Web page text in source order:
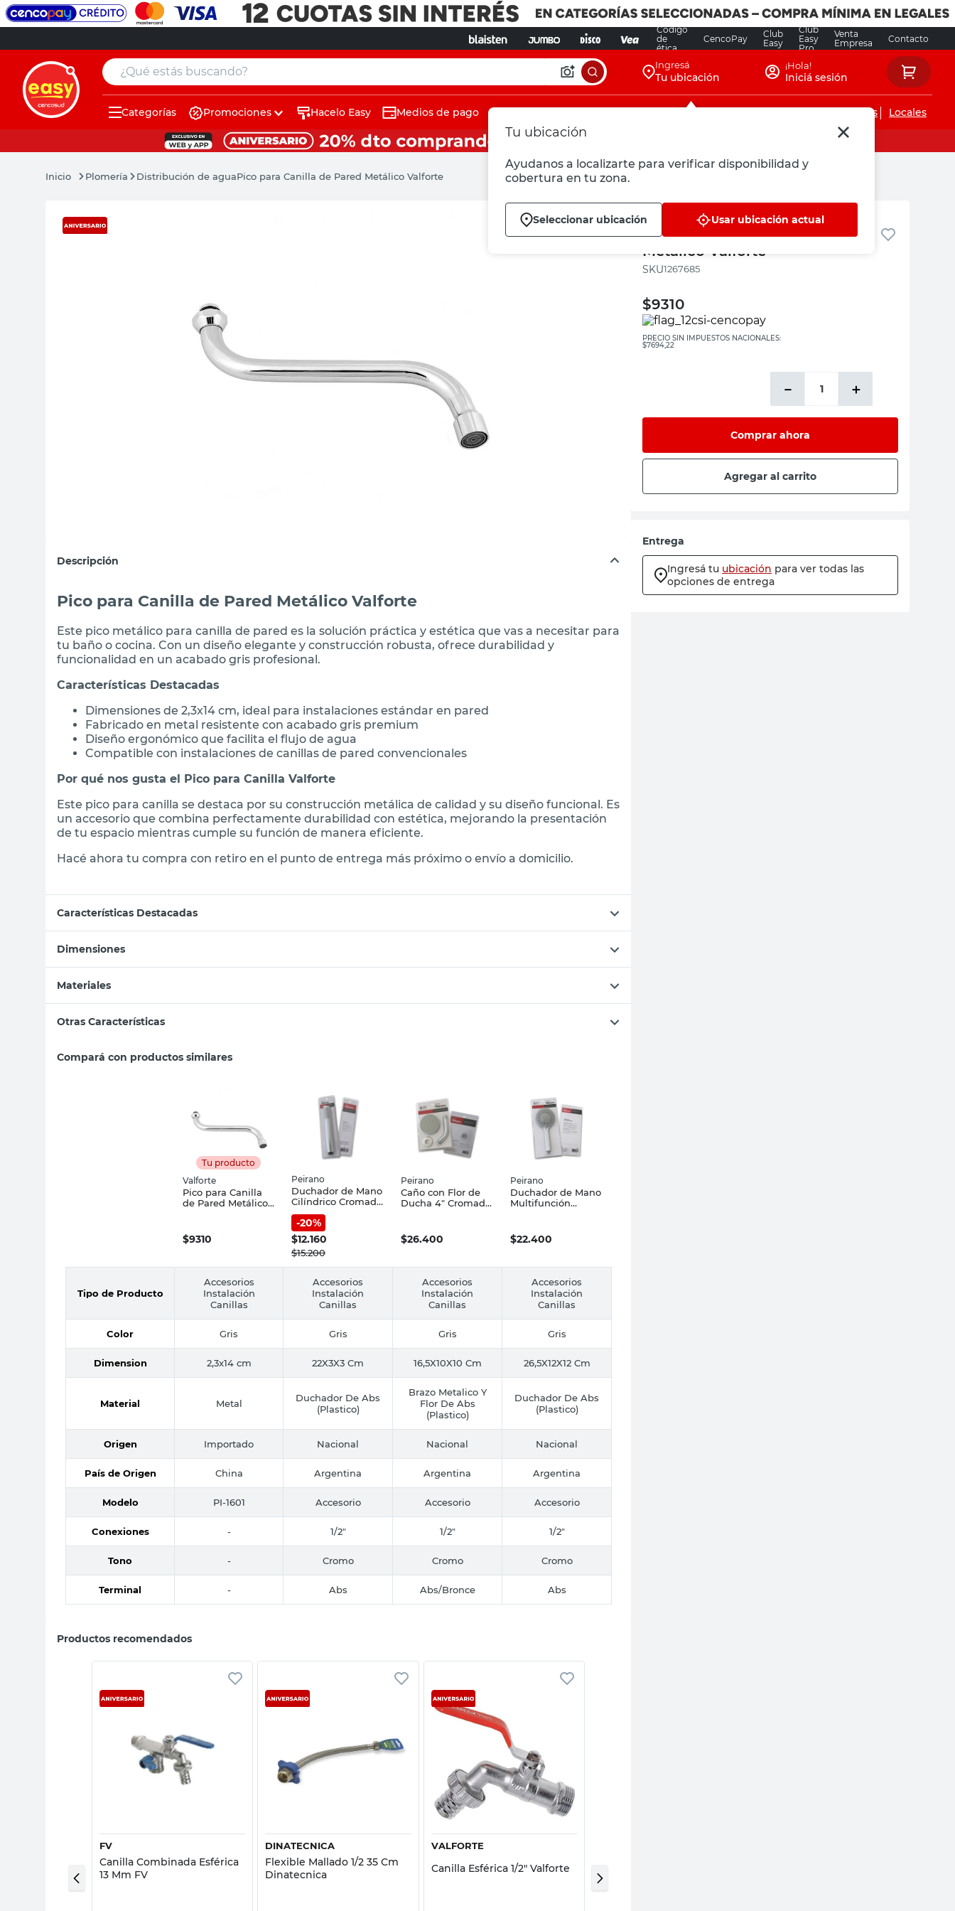
Código
de
ética
CencoPay
Club
Easy
Club
Easy
Pro
Venta
Empresa
Contacto
¿Qué estás buscando? Ingresá
Tu ubicación
Tu ubicación
Ayudanos a localizarte para verificar disponibilidad y
cobertura en tu zona.
Seleccionar ubicación Usar ubicación actual
¡Hola!
Iniciá sesión
Categorías Promociones Hacelo Easy Medios de pago Servicios de instalaciones Locales
Plomería Distribución de aguaPico para Canilla de Pared Metálico Valforte
Descripción
Pico para Canilla de Pared Metálico Valforte
Este pico metálico para canilla de pared es la solución práctica y estética que vas a necesitar para
tu baño o cocina. Con un diseño elegante y construcción robusta, ofrece durabilidad y
funcionalidad en un acabado gris profesional.
Características Destacadas
Dimensiones de 2,3x14 cm, ideal para instalaciones estándar en pared
Fabricado en metal resistente con acabado gris premium
Diseño ergonómico que facilita el flujo de agua
Compatible con instalaciones de canillas de pared convencionales
Por qué nos gusta el Pico para Canilla Valforte
Este pico para canilla se destaca por su construcción metálica de calidad y su diseño funcional. Es
un accesorio que combina perfectamente durabilidad con estética, mejorando la presentación
de tu espacio mientras cumple su función de manera eficiente.
Hacé ahora tu compra con retiro en el punto de entrega más próximo o envío a domicilio.
Características Destacadas
Dimensiones
Materiales
Otras Características
Compará con productos similares
Tu producto
Valforte
Pico para Canilla
de Pared Metálico
$9310
Peirano
Duchador de Mano
Cilíndrico Cromado
Peirano
-20%
$12.160
$15.200
Peirano
Caño con Flor de
Ducha 4" Cromado
$26.400
Peirano
Duchador de Mano
Multifunción
$22.400
Tipo de Producto
Accesorios
Instalación
Canillas
Accesorios
Instalación
Canillas
Accesorios
Instalación
Canillas
Accesorios
Instalación
Canillas
Color Gris Gris Gris Gris
Dimension 2,3x14 cm 22X3X3 Cm 16,5X10X10 Cm 26,5X12X12 Cm
Material Metal
Duchador De Abs
(Plastico)
Brazo Metalico Y
Flor De Abs
(Plastico)
Duchador De Abs
(Plastico)
Origen Importado Nacional Nacional Nacional
País de Origen China Argentina Argentina Argentina
Modelo PI-1601 Accesorio Accesorio Accesorio
Conexiones - 1/2" 1/2" 1/2"
Tono - Cromo Cromo Cromo
Terminal - Abs Abs/Bronce Abs
Productos recomendados
FV
Canilla Combinada Esférica
13 Mm FV
DINATECNICA
Flexible Mallado 1/2 35 Cm
Dinatecnica
Vista rápida
VALFORTE
Canilla Esférica 1/2" Valforte
1/2" 30 Cm Dinatecnica
Valforte
Pico para Canilla de Pared
Metálico Valforte
:1267685
$9310
PRECIO SIN IMPUESTOS NACIONALES:
$7694,22
＋
－
Comprar ahora
Agregar al carrito
Entrega
Ingresá tu ubicación para ver todas las
opciones de entrega
muebles